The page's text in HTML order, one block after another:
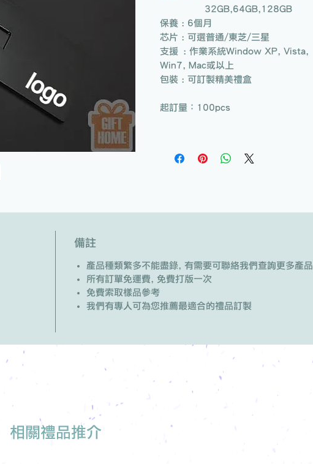
32GB,64GB,128GB
保養 : 6個月
芯片 : 可選普通/東芝/三星
支援 : 作業系統Window XP, Vista,
Win7, Mac或以上
包裝 : 可訂製精美禮盒
起訂量：100pcs
備註
產品種類繁多不能盡錄, 有需要可聯絡我們查詢更多產品
所有訂單免運費, 免費打版一次
免費索取樣品參考
我們有專人可為您推薦最適合的禮品訂製
相關禮品推介